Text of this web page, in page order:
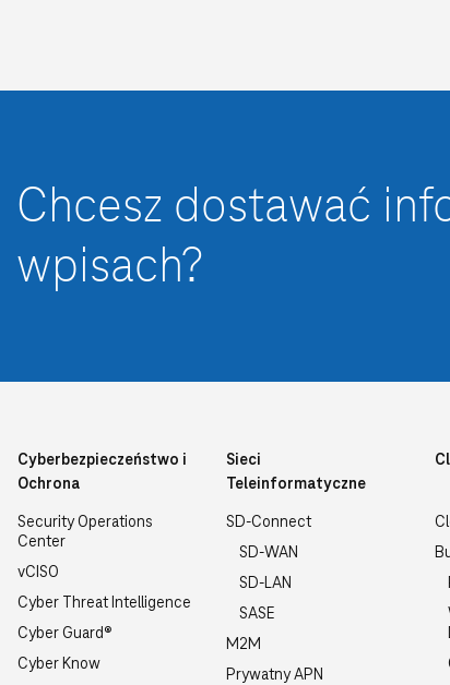
Chcesz dostawać
wpisach?
Cyberbezpieczeństwo i
Ochrona
Security Operations
Center
vCISO
Cyber Threat Intelligence
Cyber Guard®
Cyber Know
Sieci
Teleinformatyczne
SD-Connect
SD-WAN
SD-LAN
SASE
M2M
Prywatny APN